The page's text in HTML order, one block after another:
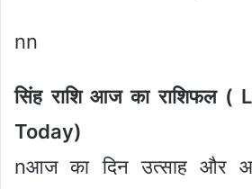
nn
सिंह राशि आज का राशिफल (
Today)
nआज का दिन उत्साह और